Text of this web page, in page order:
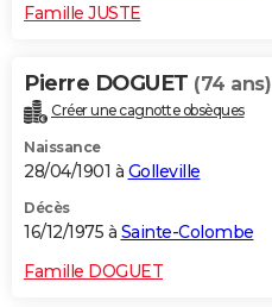
Famille JUSTE
Pierre DOGUET (74 ans)
Créer une cagnotte obsèques
Naissance
28/04/1901 à Golleville
Décès
16/12/1975 à Sainte-Colombe
Famille DOGUET